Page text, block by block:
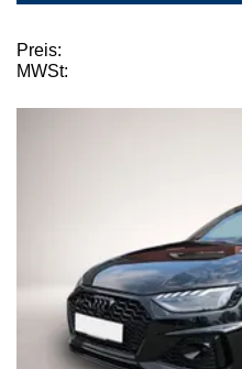
Preis:
MWSt: